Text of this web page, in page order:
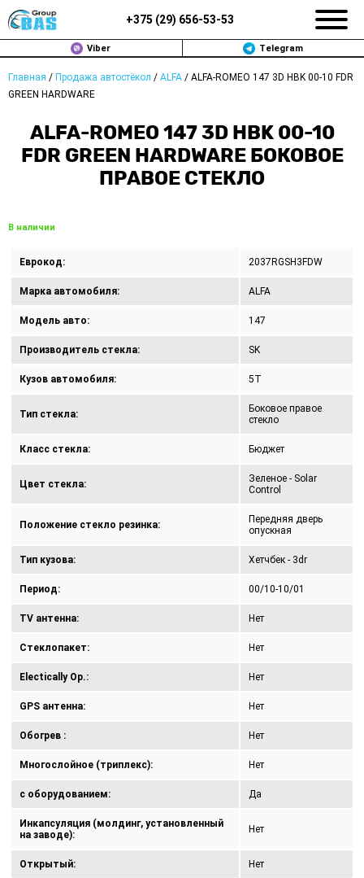
+375 (29) 656-53-53
Viber Telegram
Главная / Продажа автостёкол / ALFA / ALFA-ROMEO 147 3D HBK 00-10 FDR
GREEN HARDWARE
ALFA-ROMEO 147 3D HBK 00-10
FDR GREEN HARDWARE БОКОВОЕ
ПРАВОЕ СТЕКЛО
В наличии
Еврокод: 2037RGSH3FDW
Марка автомобиля: ALFA
Модель авто: 147
Производитель стекла: SK
Кузов автомобиля: 5T
Тип стекла:
Боковое правое
стекло
Класс стекла: Бюджет
Цвет стекла:
Зеленое - Solar
Control
Положение стекло резинка:
Передняя дверь
опускная
Тип кузова: Хетчбек - 3dr
Период: 00/10-10/01
TV антенна: Нет
Стеклопакет: Нет
Electically Op.: Нет
GPS антенна: Нет
Обогрев : Нет
Многослойное (триплекс): Нет
с оборудованием: Да
Инкапсуляция (молдинг, установленный
на заводе):
Нет
Открытый: Нет
ЗАМЕНА АВТОСТЕКОЛ В МИНСКЕ
ПРОДАЖА АВТОСТЁКОЛ
РЕМОНТ
ПОЛИТИКА КОНФИДЕНЦИАЛЬНОСТИ